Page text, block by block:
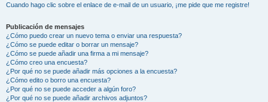
Cuando hago clic sobre el enlace de e-mail de un usuario, ¡me pide que me registre!
Publicación de mensajes
¿Cómo puedo crear un nuevo tema o enviar una respuesta?
¿Cómo se puede editar o borrar un mensaje?
¿Cómo se puede añadir una firma a mi mensaje?
¿Cómo creo una encuesta?
¿Por qué no se puede añadir más opciones a la encuesta?
¿Cómo edito o borro una encuesta?
¿Por qué no se puede acceder a algún foro?
¿Por qué no se puede añadir archivos adjuntos?